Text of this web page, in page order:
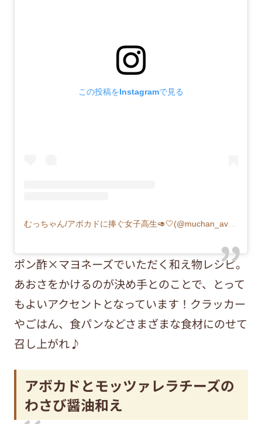
この投稿をInstagramで見る
むっちゃん/アボカドに捧ぐ女子高生🥑🤍(@muchan_avocado)がシェアした投稿
ポン酢×マヨネーズでいただく和え物レシピ。
あおさをかけるのが決め手とのことで、とって
もよいアクセントとなっています！クラッカー
やごはん、食パンなどさまざまな食材にのせて
召し上がれ♪
アボカドとモッツァレラチーズの
わさび醤油和え